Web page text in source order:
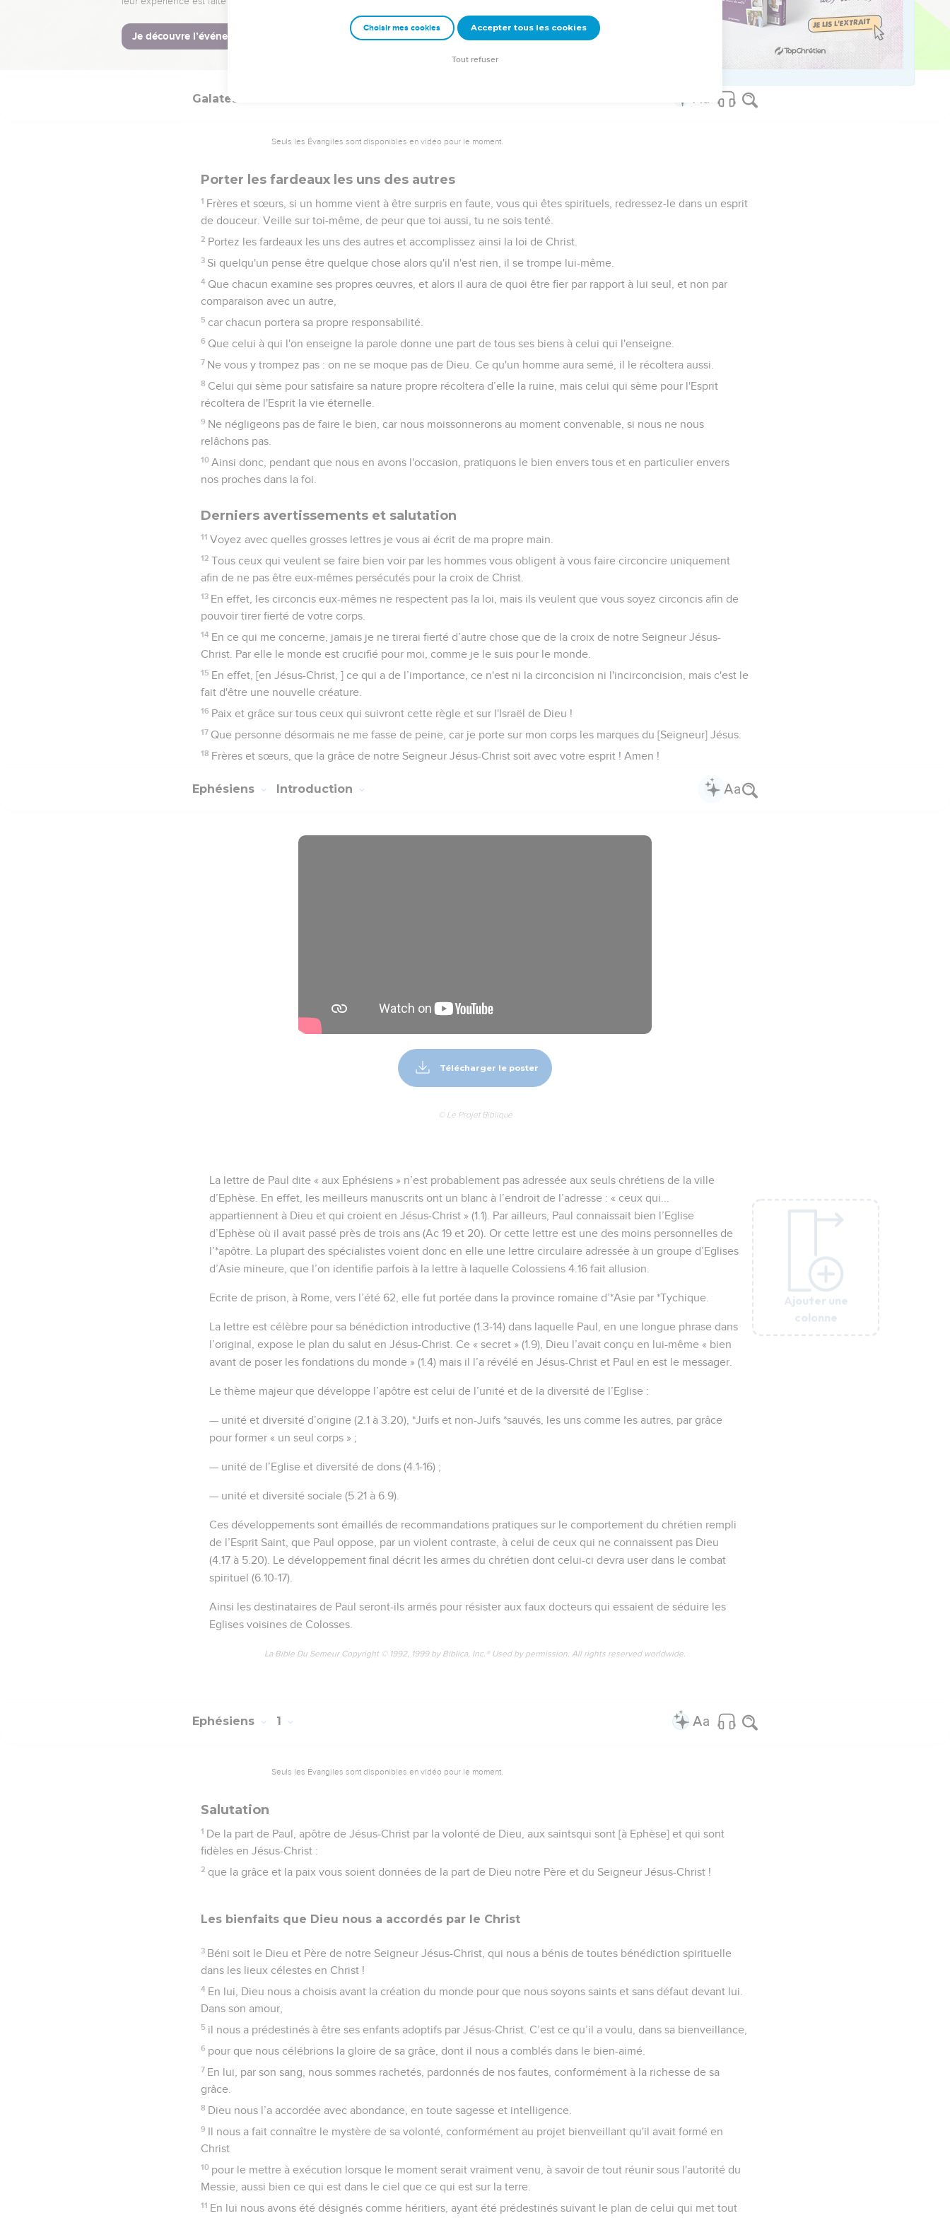
Ceux qui appartiennent à [Jésus-]Christ ont crucifié leur nature propre avec ses passions et ses désirs.
25 Si nous vivons par l'Esprit, laissons-nous aussi conduire par l'Esprit.
Ne soyons pas vaniteux en nous provoquant les uns les autres, en nous portant envie les uns aux autres.
Ajouter une
colonne
Galates
Seuls les Évangiles sont disponibles en vidéo pour le moment.
Porter les fardeaux les uns des autres
1 Frères et sœurs, si un homme vient à être surpris en faute, vous qui êtes spirituels, redressez-le dans un esprit
de douceur. Veille sur toi-même, de peur que toi aussi, tu ne sois tenté.
2 Portez les fardeaux les uns des autres et accomplissez ainsi la loi de Christ.
3 Si quelqu'un pense être quelque chose alors qu'il n'est rien, il se trompe lui-même.
4 Que chacun examine ses propres œuvres, et alors il aura de quoi être fier par rapport à lui seul, et non par
comparaison avec un autre,
5 car chacun portera sa propre responsabilité.
6 Que celui à qui l'on enseigne la parole donne une part de tous ses biens à celui qui l'enseigne.
7 Ne vous y trompez pas : on ne se moque pas de Dieu. Ce qu'un homme aura semé, il le récoltera aussi.
8 Celui qui sème pour satisfaire sa nature propre récoltera d’elle la ruine, mais celui qui sème pour l'Esprit
récoltera de l'Esprit la vie éternelle.
9 Ne négligeons pas de faire le bien, car nous moissonnerons au moment convenable, si nous ne nous
relâchons pas.
10 Ainsi donc, pendant que nous en avons l'occasion, pratiquons le bien envers tous et en particulier envers
nos proches dans la foi.
Derniers avertissements et salutation
11 Voyez avec quelles grosses lettres je vous ai écrit de ma propre main.
12 Tous ceux qui veulent se faire bien voir par les hommes vous obligent à vous faire circoncire uniquement
afin de ne pas être eux-mêmes persécutés pour la croix de Christ.
13 En effet, les circoncis eux-mêmes ne respectent pas la loi, mais ils veulent que vous soyez circoncis afin de
pouvoir tirer fierté de votre corps.
14 En ce qui me concerne, jamais je ne tirerai fierté d’autre chose que de la croix de notre Seigneur Jésus-
Christ. Par elle le monde est crucifié pour moi, comme je le suis pour le monde.
15 En effet, [en Jésus-Christ, ] ce qui a de l’importance, ce n'est ni la circoncision ni l'incirconcision, mais c'est le
fait d'être une nouvelle créature.
16 Paix et grâce sur tous ceux qui suivront cette règle et sur l'Israël de Dieu !
17 Que personne désormais ne me fasse de peine, car je porte sur mon corps les marques du [Seigneur] Jésus.
18 Frères et sœurs, que la grâce de notre Seigneur Jésus-Christ soit avec votre esprit ! Amen !
Ajouter une
colonne
Ephésiens Introduction
Télécharger le poster
© Le Projet Biblique
La lettre de Paul dite « aux Ephésiens » n’est probablement pas adressée aux seuls chrétiens de la ville
d’Ephèse. En effet, les meilleurs manuscrits ont un blanc à l’endroit de l’adresse : « ceux qui...
appartiennent à Dieu et qui croient en Jésus-Christ » (1.1). Par ailleurs, Paul connaissait bien l’Eglise
d’Ephèse où il avait passé près de trois ans (Ac 19 et 20). Or cette lettre est une des moins personnelles de
l’*apôtre. La plupart des spécialistes voient donc en elle une lettre circulaire adressée à un groupe d’Eglises
d’Asie mineure, que l’on identifie parfois à la lettre à laquelle Colossiens 4.16 fait allusion.
Ecrite de prison, à Rome, vers l’été 62, elle fut portée dans la province romaine d’*Asie par *Tychique.
La lettre est célèbre pour sa bénédiction introductive (1.3-14) dans laquelle Paul, en une longue phrase dans
l’original, expose le plan du salut en Jésus-Christ. Ce « secret » (1.9), Dieu l’avait conçu en lui-même « bien
avant de poser les fondations du monde » (1.4) mais il l’a révélé en Jésus-Christ et Paul en est le messager.
Le thème majeur que développe l’apôtre est celui de l’unité et de la diversité de l’Eglise :
— unité et diversité d’origine (2.1 à 3.20), *Juifs et non-Juifs *sauvés, les uns comme les autres, par grâce
pour former « un seul corps » ;
— unité de l’Eglise et diversité de dons (4.1-16) ;
— unité et diversité sociale (5.21 à 6.9).
Ces développements sont émaillés de recommandations pratiques sur le comportement du chrétien rempli
de l’Esprit Saint, que Paul oppose, par un violent contraste, à celui de ceux qui ne connaissent pas Dieu
(4.17 à 5.20). Le développement final décrit les armes du chrétien dont celui-ci devra user dans le combat
spirituel (6.10-17).
Ainsi les destinataires de Paul seront-ils armés pour résister aux faux docteurs qui essaient de séduire les
Eglises voisines de Colosses.
La Bible Du Semeur Copyright © 1992, 1999 by Biblica, Inc.® Used by permission. All rights reserved worldwide.
Ephésiens 1
Seuls les Évangiles sont disponibles en vidéo pour le moment.
Salutation
1 De la part de Paul, apôtre de Jésus-Christ par la volonté de Dieu, aux saintsqui sont [à Ephèse] et qui sont
fidèles en Jésus-Christ :
2 que la grâce et la paix vous soient données de la part de Dieu notre Père et du Seigneur Jésus-Christ !
Les bienfaits que Dieu nous a accordés par le Christ
3 Béni soit le Dieu et Père de notre Seigneur Jésus-Christ, qui nous a bénis de toutes bénédiction spirituelle
dans les lieux célestes en Christ !
4 En lui, Dieu nous a choisis avant la création du monde pour que nous soyons saints et sans défaut devant lui.
Dans son amour,
5 il nous a prédestinés à être ses enfants adoptifs par Jésus-Christ. C’est ce qu’il a voulu, dans sa bienveillance,
6 pour que nous célébrions la gloire de sa grâce, dont il nous a comblés dans le bien-aimé.
7 En lui, par son sang, nous sommes rachetés, pardonnés de nos fautes, conformément à la richesse de sa
grâce.
8 Dieu nous l’a accordée avec abondance, en toute sagesse et intelligence.
9 Il nous a fait connaître le mystère de sa volonté, conformément au projet bienveillant qu'il avait formé en
Christ
10 pour le mettre à exécution lorsque le moment serait vraiment venu, à savoir de tout réunir sous l'autorité du
Messie, aussi bien ce qui est dans le ciel que ce qui est sur la terre.
11 En lui nous avons été désignés comme héritiers, ayant été prédestinés suivant le plan de celui qui met tout
Ajouter une
colonne
Ajouter une
colonne
Ajouter une
colonne
Choisir mes cookies Accepter tous les cookies
Tout refuser